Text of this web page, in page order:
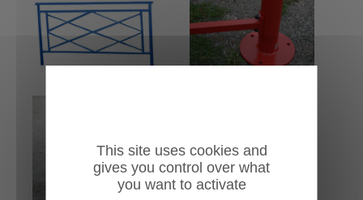
This site uses cookies and
gives you control over what
you want to activate